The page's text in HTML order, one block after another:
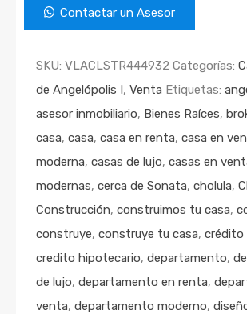
Contactar un Asesor
SKU: VLACLSTR444932 Categorías:
de Angelópolis I, Venta Etiquetas:
asesor inmobiliario, Bienes Raíces,
casa, casa, casa en renta, casa en
moderna, casas de lujo, casas en
modernas, cerca de Sonata, cholula,
Construcción, construimos tu casa,
construye, construye tu casa, crédito
credito hipotecario, departamento,
de lujo, departamento en renta,
venta, departamento moderno,